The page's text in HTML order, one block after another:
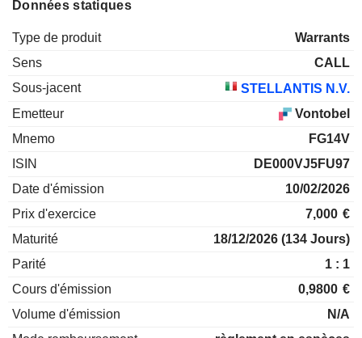
Données statiques
Type de produit
Warrants
Sens
CALL
Sous-jacent
STELLANTIS N.V.
Emetteur
Vontobel
Mnemo
FG14V
ISIN
DE000VJ5FU97
Date d'émission
10/02/2026
Prix d'exercice
7,000 €
Maturité
18/12/2026 (134 Jours)
Parité
1 : 1
Cours d'émission
0,9800 €
Volume d'émission
N/A